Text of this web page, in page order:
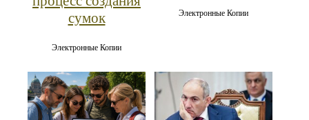
сумок
Электронные Копии
Электронные Копии